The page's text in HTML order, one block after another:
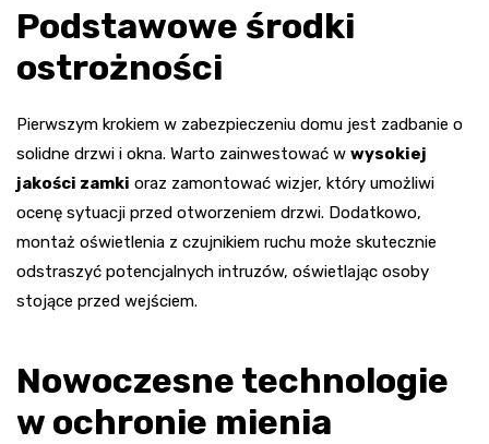
Podstawowe środki
ostrożności
Pierwszym krokiem w zabezpieczeniu domu jest zadbanie o
solidne drzwi i okna. Warto zainwestować w wysokiej
jakości zamki oraz zamontować wizjer, który umożliwi
ocenę sytuacji przed otworzeniem drzwi. Dodatkowo,
montaż oświetlenia z czujnikiem ruchu może skutecznie
odstraszyć potencjalnych intruzów, oświetlając osoby
stojące przed wejściem.
Nowoczesne technologie
w ochronie mienia